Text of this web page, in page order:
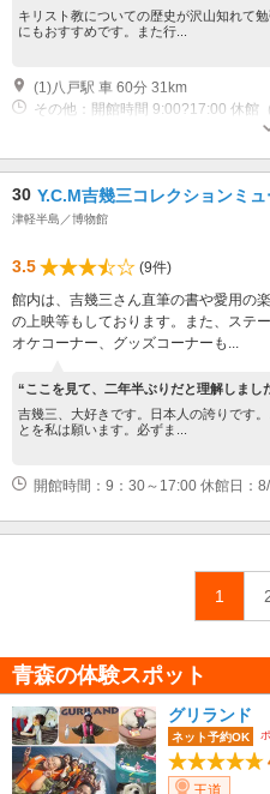
キリスト教についての歴史が沢山知れて
にもおすすめです。また行...
(1)八戸駅 車 60分 31km
その他：開館時間 9:00?17:00 休館
30 Y.C.M吉幾三コレクションミ
津軽半島／博物館
3.5
(9件)
館内は、吉幾三さん直筆の書や愛用の
の上映等もしております。また、ステ
オケコーナー、グッズコーナーも...
“ここを見て、二年半ぶりだと理解しまし
吉幾三、大好きです。日本人の誇りです
とを私は願います。必ずま...
開館時間：9：30～17:00 休館日：
1
青森の体験スポット
グリランド
ネット予約OK
王道